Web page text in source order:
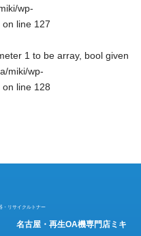
wp-
on line 127
1 to be array, bool given
miki/wp-
on line 128
・リサイクルトナー
名古屋・再生OA機専門店ミキ